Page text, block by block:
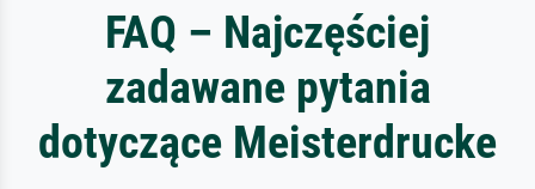
FAQ – Najczęściej
zadawane pytania
dotyczące Meisterdrucke